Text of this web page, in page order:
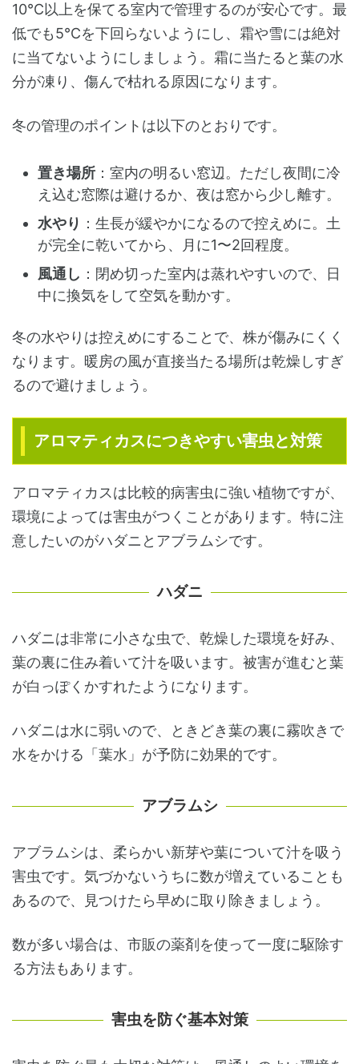
10℃以上を保てる室内で管理するのが安心です。最
低でも5℃を下回らないようにし、霜や雪には絶対
に当てないようにしましょう。霜に当たると葉の水
分が凍り、傷んで枯れる原因になります。
冬の管理のポイントは以下のとおりです。
置き場所 ：室内の明るい窓辺。ただし夜間に冷
え込む窓際は避けるか、夜は窓から少し離す。
水やり ：生長が緩やかになるので控えめに。土
が完全に乾いてから、月に1〜2回程度。
風通し ：閉め切った室内は蒸れやすいので、日
中に換気をして空気を動かす。
冬の水やりは控えめにすることで、株が傷みにくく
なります。暖房の風が直接当たる場所は乾燥しすぎ
るので避けましょう。
アロマティカスにつきやすい害虫と対策
アロマティカスは比較的病害虫に強い植物ですが、
環境によっては害虫がつくことがあります。特に注
意したいのがハダニとアブラムシです。
ハダニ
ハダニは非常に小さな虫で、乾燥した環境を好み、
葉の裏に住み着いて汁を吸います。被害が進むと葉
が白っぽくかすれたようになります。
ハダニは水に弱いので、ときどき葉の裏に霧吹きで
水をかける「葉水」が予防に効果的です。
アブラムシ
アブラムシは、柔らかい新芽や葉について汁を吸う
害虫です。気づかないうちに数が増えていることも
あるので、見つけたら早めに取り除きましょう。
数が多い場合は、市販の薬剤を使って一度に駆除す
る方法もあります。
害虫を防ぐ基本対策